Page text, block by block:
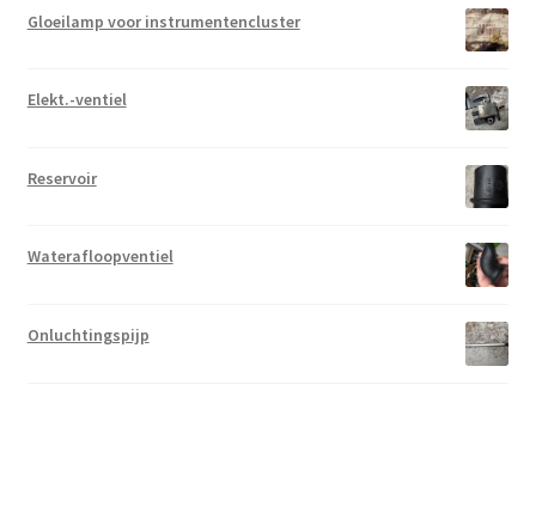
Gloeilamp voor instrumentencluster
Elekt.-ventiel
Reservoir
Waterafloopventiel
Onluchtingspijp